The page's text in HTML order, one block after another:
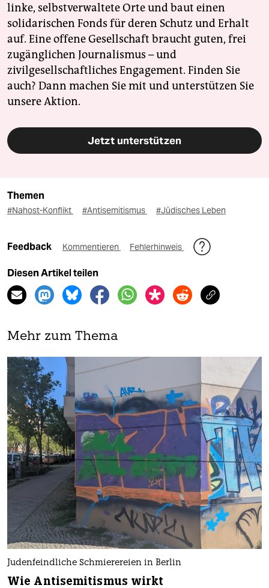
linke, selbstverwaltete Orte und baut einen
solidarischen Fonds für deren Schutz und Erhalt
auf. Eine offene Gesellschaft braucht guten, frei
zugänglichen Journalismus – und
zivilgesellschaftliches Engagement. Finden Sie
auch? Dann machen Sie mit und unterstützen Sie
unsere Aktion.
Jetzt unterstützen
Themen
#Nahost-Konflikt #Antisemitismus #Jüdisches Leben
Feedback Kommentieren Fehlerhinweis
Diesen Artikel teilen
Mehr zum Thema
Judenfeindliche Schmierereien in Berlin
Wie Antisemitismus wirkt